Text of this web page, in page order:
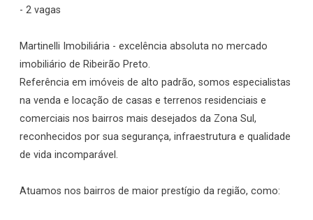
- 2 vagas
Martinelli Imobiliária - excelência absoluta no mercado
imobiliário de Ribeirão Preto.
Referência em imóveis de alto padrão, somos especialistas
na venda e locação de casas e terrenos residenciais e
comerciais nos bairros mais desejados da Zona Sul,
reconhecidos por sua segurança, infraestrutura e qualidade
de vida incomparável.
Atuamos nos bairros de maior prestígio da região, como: